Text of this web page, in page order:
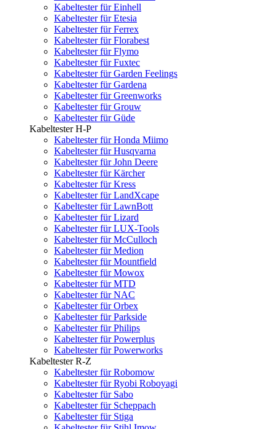
Kabeltester für Einhell
Kabeltester für Etesia
Kabeltester für Ferrex
Kabeltester für Florabest
Kabeltester für Flymo
Kabeltester für Fuxtec
Kabeltester für Garden Feelings
Kabeltester für Gardena
Kabeltester für Greenworks
Kabeltester für Grouw
Kabeltester für Güde
Kabeltester H-P
Kabeltester für Honda Miimo
Kabeltester für Husqvarna
Kabeltester für John Deere
Kabeltester für Kärcher
Kabeltester für Kress
Kabeltester für LandXcape
Kabeltester für LawnBott
Kabeltester für Lizard
Kabeltester für LUX-Tools
Kabeltester für McCulloch
Kabeltester für Medion
Kabeltester für Mountfield
Kabeltester für Mowox
Kabeltester für MTD
Kabeltester für NAC
Kabeltester für Orbex
Kabeltester für Parkside
Kabeltester für Philips
Kabeltester für Powerplus
Kabeltester für Powerworks
Kabeltester R-Z
Kabeltester für Robomow
Kabeltester für Ryobi Roboyagi
Kabeltester für Sabo
Kabeltester für Scheppach
Kabeltester für Stiga